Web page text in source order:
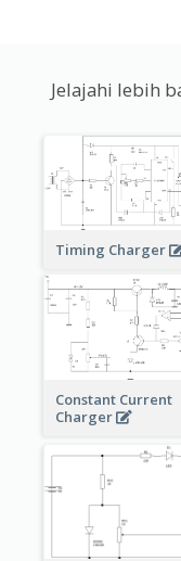
Jelajahi lebih
Timing Charger
Constant Current
Charger